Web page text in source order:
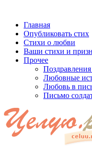
Главная
Опубликовать стих
Стихи о любви
Ваши стихи и
Прочее
Любовные
Любовь в
Письмо